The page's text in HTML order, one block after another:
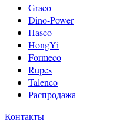
Graco
Dino-Power
Hasco
HongYi
Formeco
Rupes
Talenco
Распродажа
Контакты